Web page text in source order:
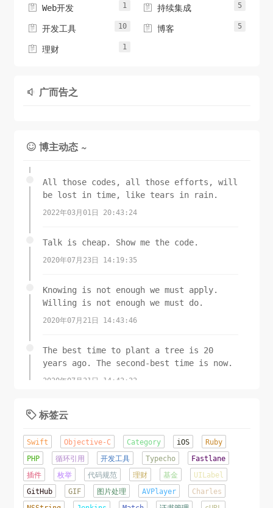
 Web开发 1  持续集成 5
 开发工具 10  博客 5
 理财 1
 广而告之
 博主动态 ~
All those codes, all those efforts, will
be lost in time, like tears in rain.
2022年03月01日 20:43:24
Talk is cheap. Show me the code.
2020年07月23日 14:19:35
Knowing is not enough we must apply.
Willing is not enough we must do.
2020年07月21日 14:43:46
The best time to plant a tree is 20
years ago. The second-best time is now.
2020年07月21日 14:42:22
 标签云
Swift Objective-C Category iOS
Ruby
PHP
循环引用 开发工具 Typecho
Fastlane
插件
枚举 代码规范 理财 基金
UILabel
GitHub
GIF 图片处理 AVPlayer
Charles